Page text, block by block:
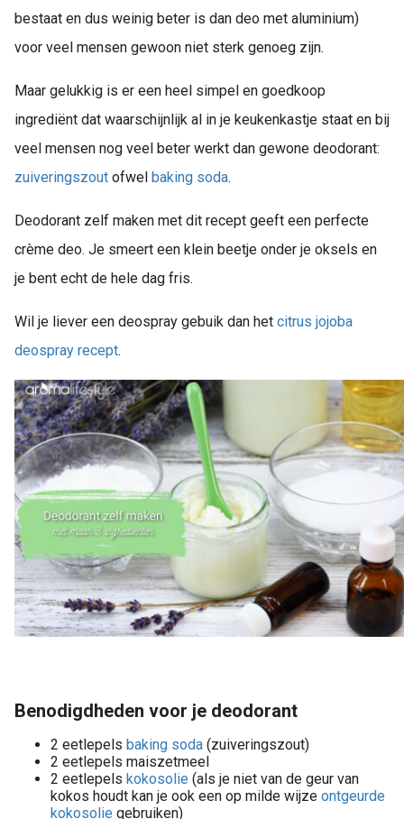
bestaat en dus weinig beter is dan deo met aluminium)
voor veel mensen gewoon niet sterk genoeg zijn.
Maar gelukkig is er een heel simpel en goedkoop
ingrediënt dat waarschijnlijk al in je keukenkastje staat en bij
veel mensen nog veel beter werkt dan gewone deodorant:
zuiveringszout ofwel baking soda.
Deodorant zelf maken met dit recept geeft een perfecte
crème deo. Je smeert een klein beetje onder je oksels en
je bent echt de hele dag fris.
Wil je liever een deospray gebuik dan het citrus jojoba
deospray recept.
Benodigdheden voor je deodorant
2 eetlepels baking soda (zuiveringszout)
2 eetlepels maiszetmeel
2 eetlepels kokosolie (als je niet van de geur van
kokos houdt kan je ook een op milde wijze ontgeurde
kokosolie gebruiken)